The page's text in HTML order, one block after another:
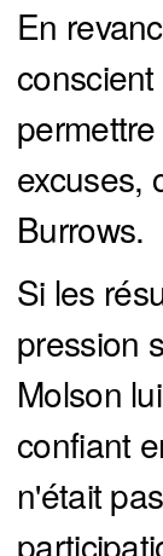
En
excuses,
Burrows.
Si les
pression
Molson
confiant
n'était